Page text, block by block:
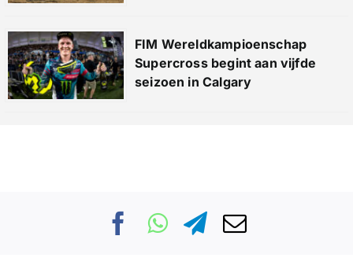
FIM Wereldkampioenschap
Supercross begint aan vijfde
seizoen in Calgary